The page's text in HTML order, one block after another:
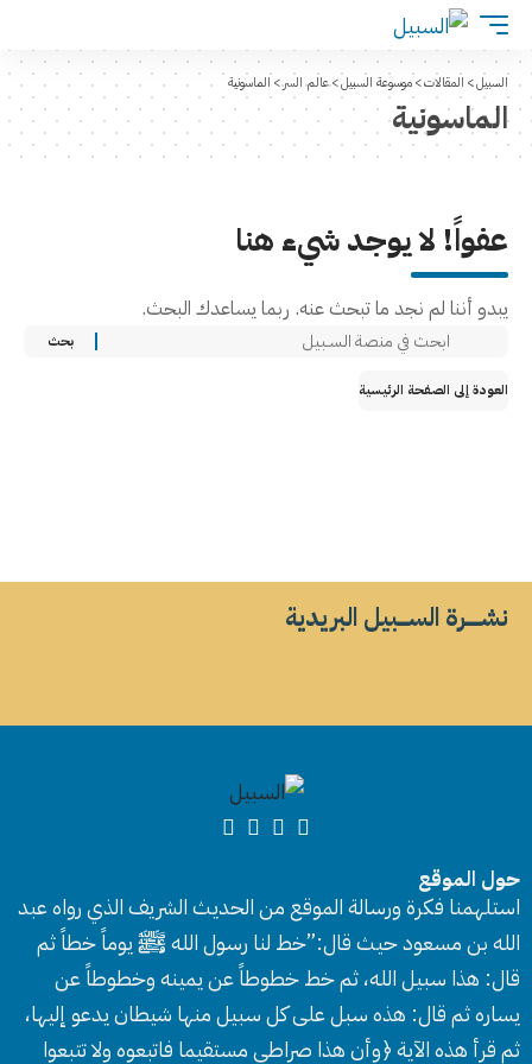
السبيل> المقالات>موسوعة السبيل>عالم السر> الماسونية
الماسونية
عفواً! لا يوجد شيء هنا
يبدو أننا لم نجد ما تبحث عنه. ربما يساعدك البحث.
العودة إلى الصفحة الرئيسية
نشــــــرة الســــبيل البريدية
حول الموقع
استلهمنا فكرة ورسالة الموقع من الحديث الشريف الذي رواه عبد
الله بن مسعود حيث قال:”خط لنا رسول الله ﷺ يوماً خطاً ثم
قال: هذا سبيل الله، ثم خط خطوطاً عن يمينه وخطوطاً عن
يساره ثم قال: هذه سبل على كل سبيل منها شيطان يدعو إليها،
ثم قرأ هذه الآية ﴿وأن هذا صراطي مستقيما فاتبعوه ولا تتبعوا